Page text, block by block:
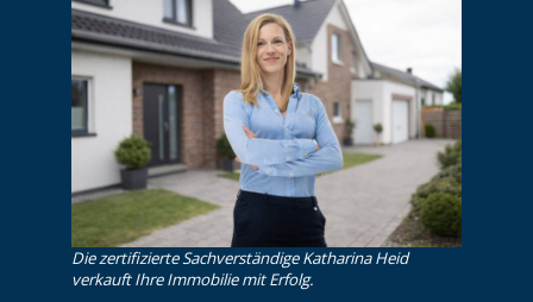
Die zertifizierte Sachverständige Katharina Heid
verkauft Ihre Immobilie mit Erfolg.